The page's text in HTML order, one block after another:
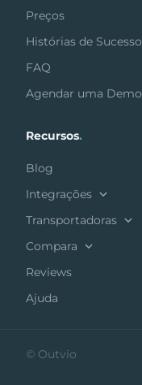
Preços
Histórias de Sucesso
FAQ
Agendar uma Demo
Recursos.
Blog
Integrações
Transportadoras
Compara
Reviews
Ajuda
© Outvio